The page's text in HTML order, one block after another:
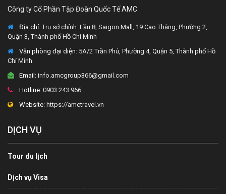
Công ty Cổ Phần Tập Đoàn Quốc Tế AMC
Địa chỉ:Trụ sở chính: Lầu 8, Saigon Mall, 19 Cao Thắng, Phường 2,
Quận 3, Thành phố Hồ Chí Minh
Văn phòng đại diện: 5A/2 Trần Phú, Phường 4, Quận 5, Thành phố Hồ
Chí Minh
Email: info.amcgroup366@gmail.com
Hotline: 0903 243 966
Website: https://amctravel.vn
DỊCH VỤ
Tour du lịch
Dịch vụ Visa